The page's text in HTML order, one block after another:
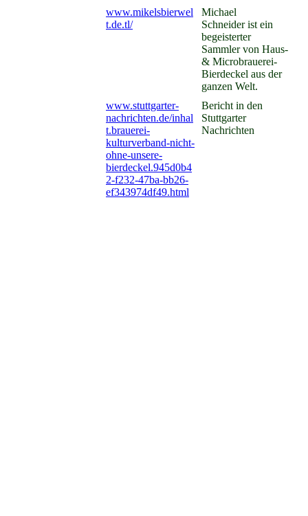
www.mikelsbierwel
t.de.tl/
Michael
Schneider ist ein
begeisterter
Sammler von Haus-
& Microbrauerei-
Bierdeckel aus der
ganzen Welt.
www.stuttgarter-
nachrichten.de/inhal
t.brauerei-
kulturverband-nicht-
ohne-unsere-
bierdeckel.945d0b4
2-f232-47ba-bb26-
ef343974df49.html
Bericht in den
Stuttgarter
Nachrichten